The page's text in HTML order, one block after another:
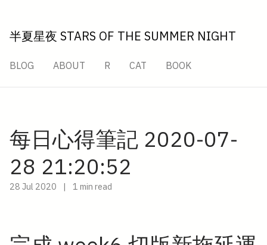
半夏星夜 STARS OF THE SUMMER NIGHT
BLOG ABOUT R CAT BOOK
每日心得筆記 2020-07-
28 21:20:52
28 Jul 2020 | 1 min read